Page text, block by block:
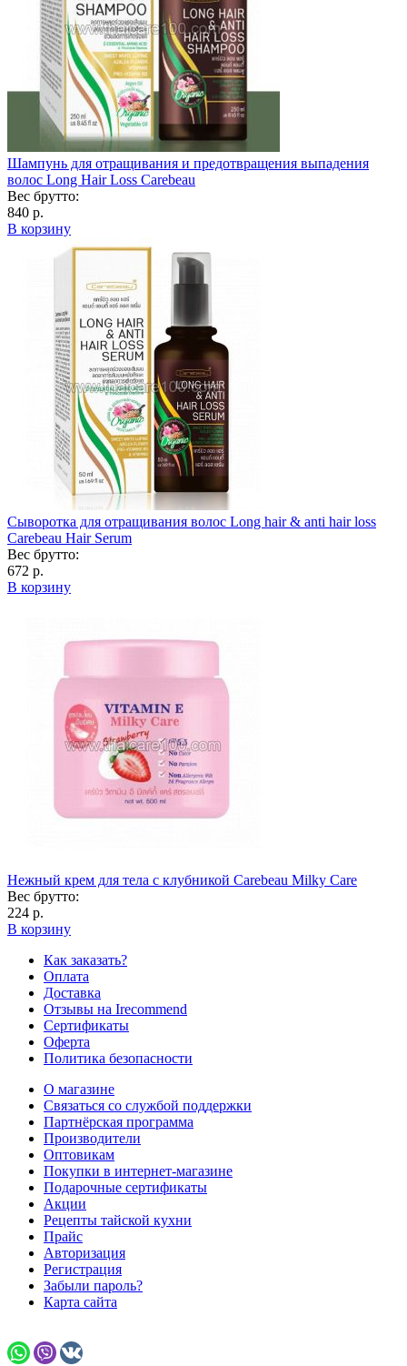
Шампунь для отращивания и предотвращения выпадения
волос Long Hair Loss Carebeau
Вес брутто:
840 р.
В корзину
Сыворотка для отращивания волос Long hair & anti hair loss
Carebeau Hair Serum
Вес брутто:
672 р.
В корзину
Нежный крем для тела с клубникой Carebeau Milky Care
Вес брутто:
224 р.
В корзину
Как заказать?
Оплата
Доставка
Отзывы на Irecommend
Сертификаты
Оферта
Политика безопасности
О магазине
Связаться со службой поддержки
Партнёрская программа
Производители
Оптовикам
Покупки в интернет-магазине
Подарочные сертификаты
Акции
Рецепты тайской кухни
Прайс
Авторизация
Регистрация
Забыли пароль?
Карта сайта